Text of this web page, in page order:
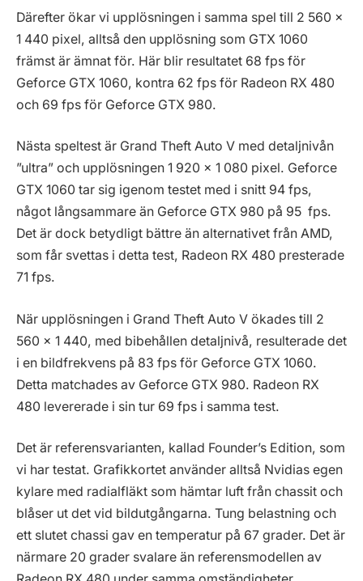
Därefter ökar vi upplösningen i samma spel till 2 560 x
1 440 pixel, alltså den upplösning som GTX 1060
främst är ämnat för. Här blir resultatet 68 fps för
Geforce GTX 1060, kontra 62 fps för Radeon RX 480
och 69 fps för Geforce GTX 980.
Nästa speltest är Grand Theft Auto V med detaljnivån
”ultra” och upplösningen 1 920 x 1 080 pixel. Geforce
GTX 1060 tar sig igenom testet med i snitt 94 fps,
något långsammare än Geforce GTX 980 på 95 fps.
Det är dock betydligt bättre än alternativet från AMD,
som får svettas i detta test, Radeon RX 480 presterade
71 fps.
När upplösningen i Grand Theft Auto V ökades till 2
560 x 1 440, med bibehållen detaljnivå, resulterade det
i en bildfrekvens på 83 fps för Geforce GTX 1060.
Detta matchades av Geforce GTX 980. Radeon RX
480 levererade i sin tur 69 fps i samma test.
Det är referensvarianten, kallad Founder’s Edition, som
vi har testat. Grafikkortet använder alltså Nvidias egen
kylare med radialfläkt som hämtar luft från chassit och
blåser ut det vid bildutgångarna. Tung belastning och
ett slutet chassi gav en temperatur på 67 grader. Det är
närmare 20 grader svalare än referensmodellen av